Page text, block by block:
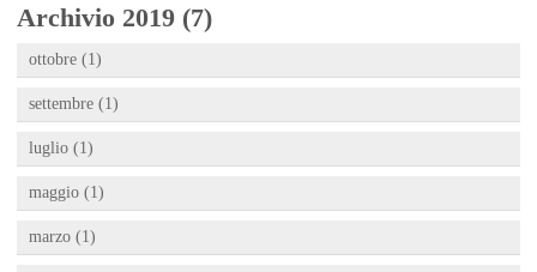
Archivio 2019 (7)
ottobre (1)
settembre (1)
luglio (1)
maggio (1)
marzo (1)